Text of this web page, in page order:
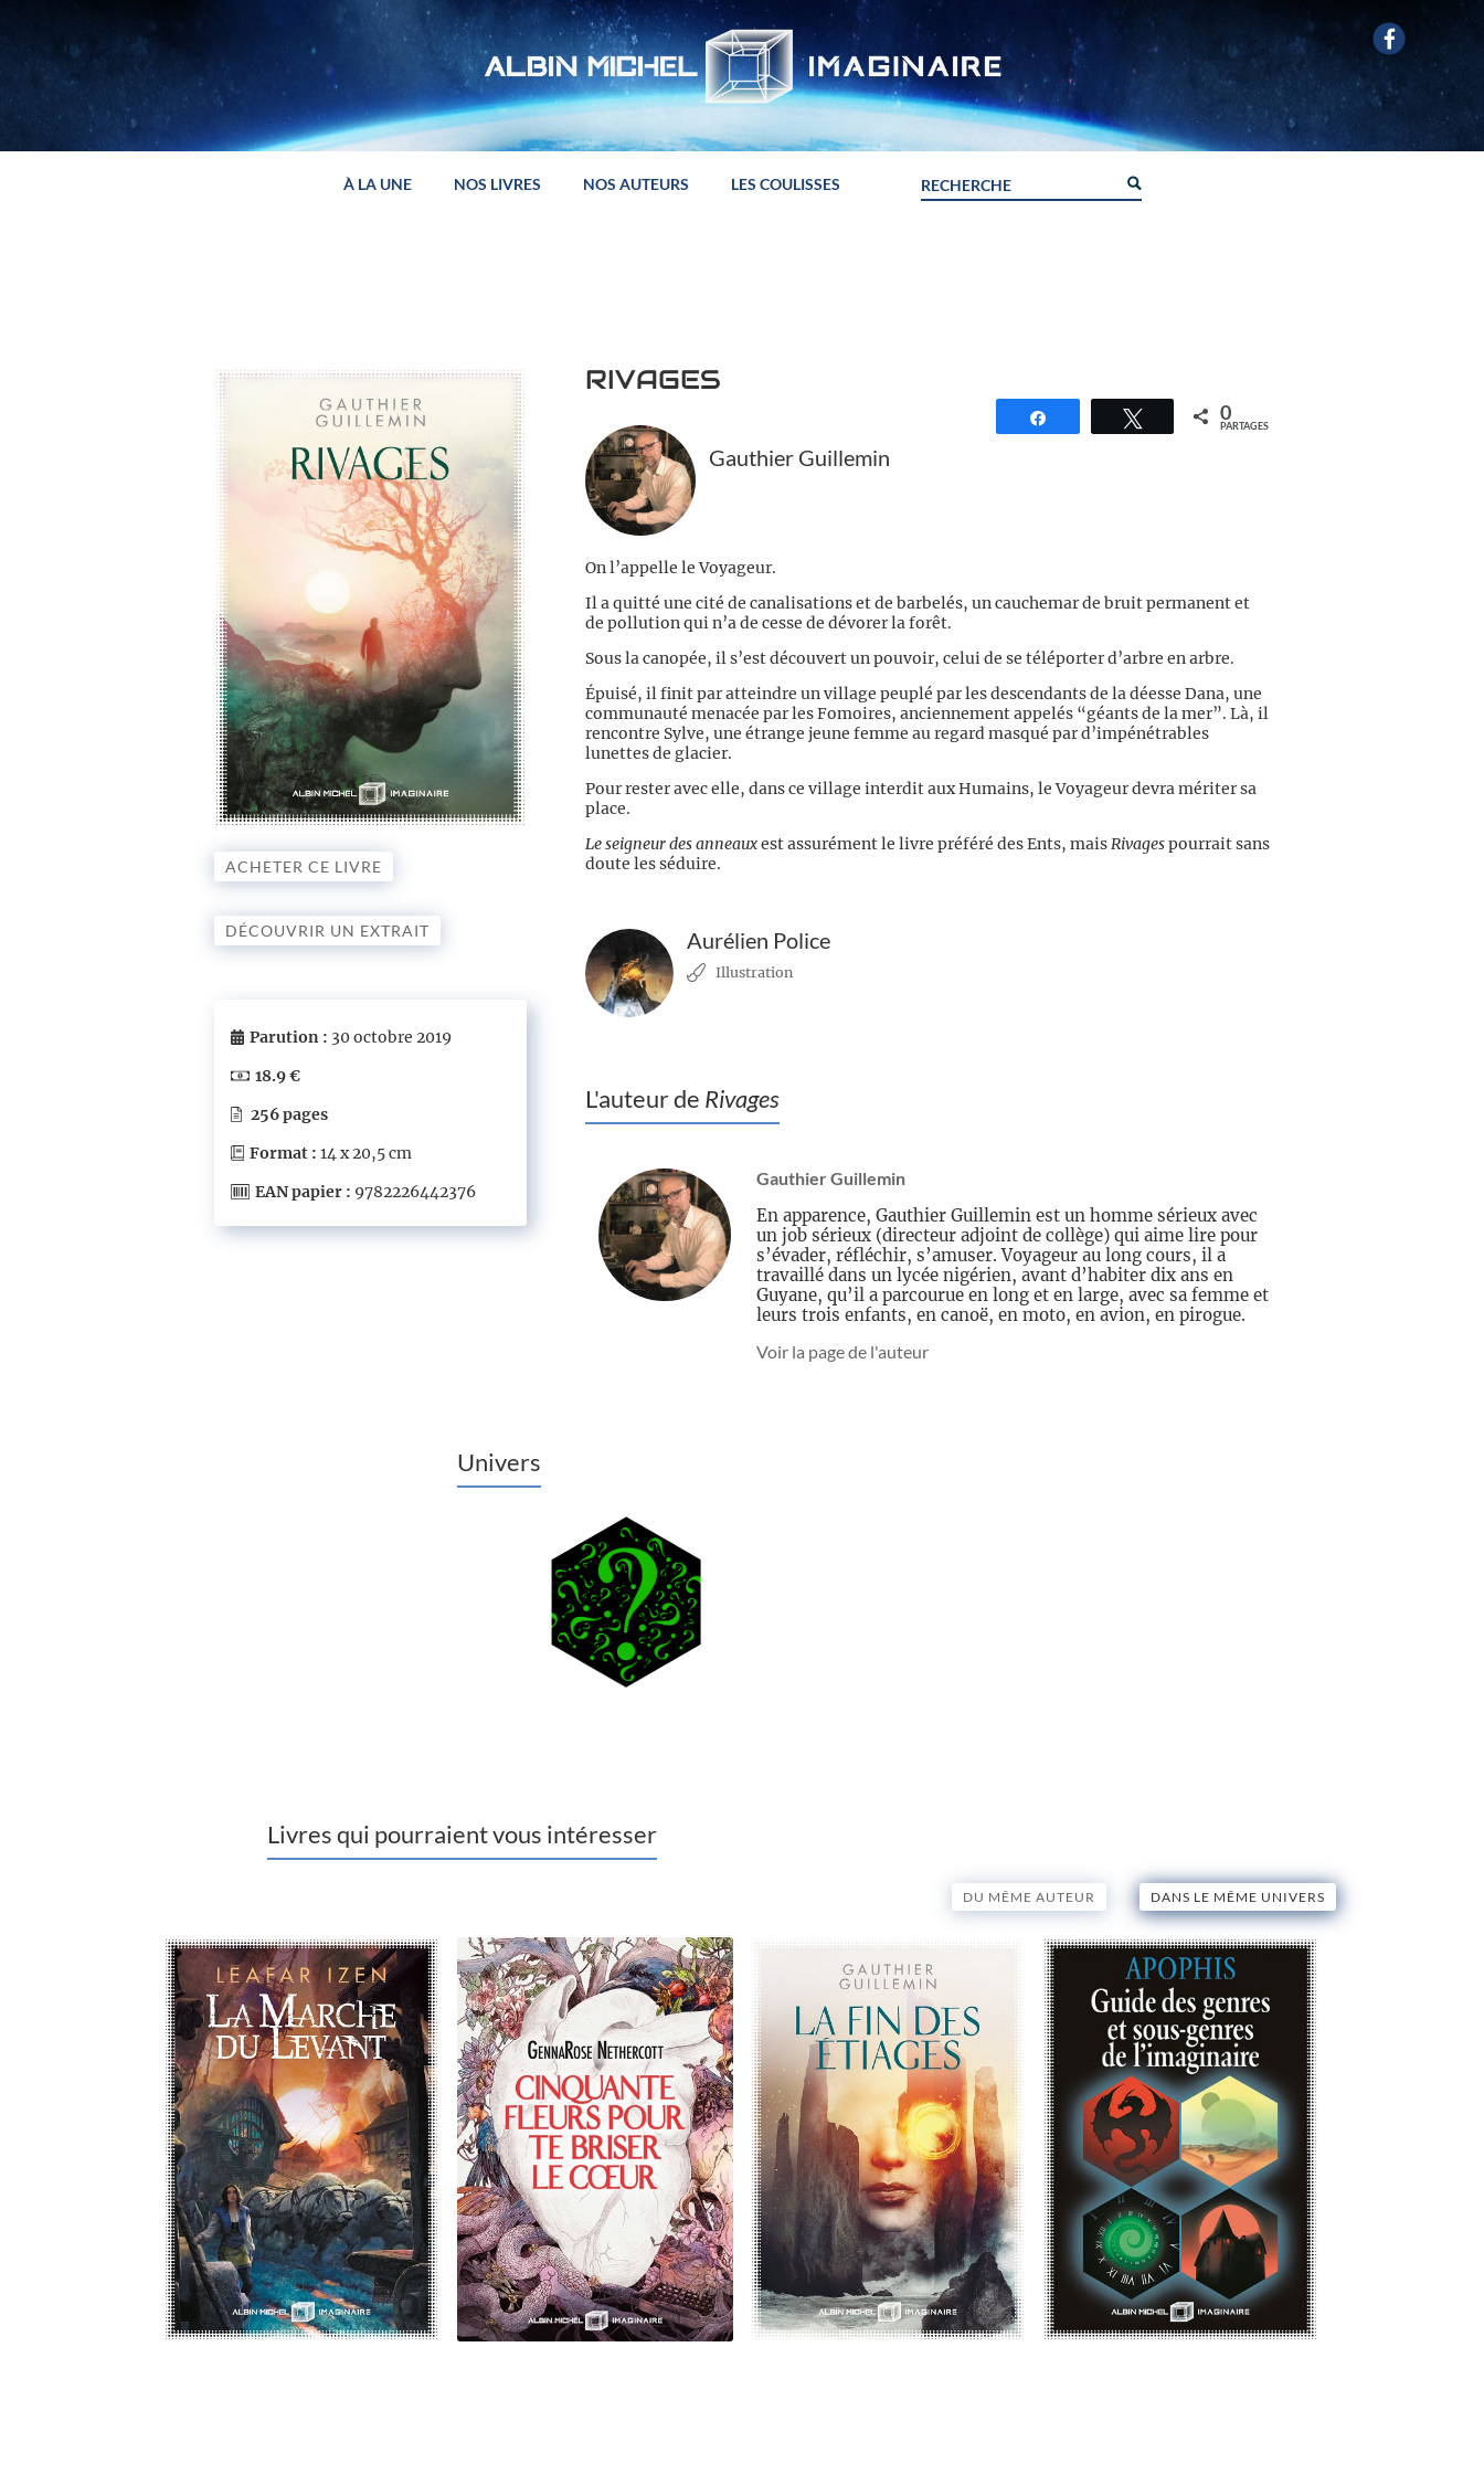
À LA UNE NOS LIVRES NOS AUTEURS LES COULISSES
ACHETER CE LIVRE
DÉCOUVRIR UN EXTRAIT
Parution : 30 octobre 2019
18.9 €
256 pages
Format : 14 x 20,5 cm
EAN papier : 9782226442376
RIVAGES
Tweetez 0
PARTAGES
Gauthier Guillemin
On l’appelle le Voyageur.
Il a quitté une cité de canalisations et de barbelés, un cauchemar de bruit permanent et
de pollution qui n’a de cesse de dévorer la forêt.
Sous la canopée, il s’est découvert un pouvoir, celui de se téléporter d’arbre en arbre.
Épuisé, il finit par atteindre un village peuplé par les descendants de la déesse Dana, une
communauté menacée par les Fomoires, anciennement appelés “géants de la mer”. Là, il
rencontre Sylve, une étrange jeune femme au regard masqué par d’impénétrables
lunettes de glacier.
Pour rester avec elle, dans ce village interdit aux Humains, le Voyageur devra mériter sa
place.
Le seigneur des anneauxest assurément le livre préféré des Ents, mais Rivagespourrait sans
doute les séduire.
Aurélien Police
Illustration
L'auteur de Rivages
Gauthier Guillemin
En apparence, Gauthier Guillemin est un homme sérieux avec
un job sérieux (directeur adjoint de collège) qui aime lire pour
s’évader, réfléchir, s’amuser. Voyageur au long cours, il a
travaillé dans un lycée nigérien, avant d’habiter dix ans en
Guyane, qu’il a parcourue en long et en large, avec sa femme et
leurs trois enfants, en canoë, en moto, en avion, en pirogue.
Voir la page de l'auteur
Univers
Livres qui pourraient vous intéresser
DANS LE MÊME UNIVERS
DU MÊME AUTEUR